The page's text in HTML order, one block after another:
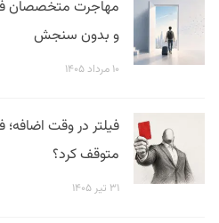
مهاجرت متخصصان
و بدون سنجش
۱۰ مرداد ۱۴۰۵
متوقف کرد؟
۳۱ تیر ۱۴۰۵